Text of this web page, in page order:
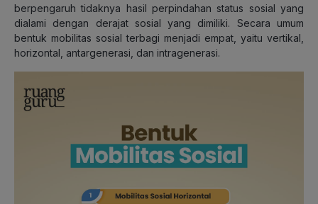
berpengaruh tidaknya hasil perpindahan status sosial yang
dialami dengan derajat sosial yang dimiliki. Secara umum
bentuk mobilitas sosial terbagi menjadi empat, yaitu vertikal,
horizontal, antargenerasi, dan intragenerasi.